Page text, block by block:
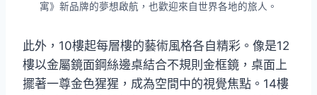
寓》新品牌的夢想啟航，也歡迎來自世界各地的旅人。
此外，10樓起每層樓的藝術風格各自精彩。像是12
樓以金屬鏡面鋼絲邊桌結合不規則金框鏡，桌面上
擺著一尊金色猩猩，成為空間中的視覺焦點。14樓